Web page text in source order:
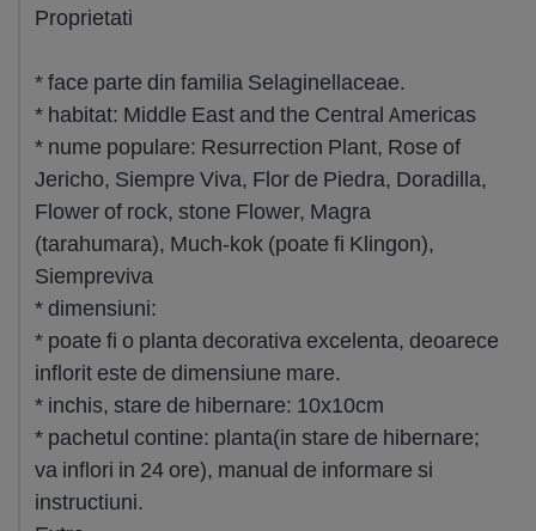
Proprietati
* face parte din familia Selaginellaceae.
* habitat: Middle East and the Central Americas
* nume populare: Resurrection Plant, Rose of
Jericho, Siempre Viva, Flor de Piedra, Doradilla,
Flower of rock, stone Flower, Magra
(tarahumara), Much-kok (poate fi Klingon),
Siempreviva
* dimensiuni:
* poate fi o planta decorativa excelenta, deoarece
inflorit este de dimensiune mare.
* inchis, stare de hibernare: 10x10cm
* pachetul contine: planta(in stare de hibernare;
va inflori in 24 ore), manual de informare si
instructiuni.